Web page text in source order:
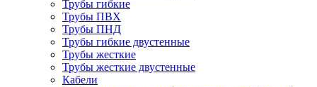
Трубы гибкие
Трубы ПВХ
Трубы ПНД
Трубы гибкие двустенные
Трубы жесткие
Трубы жесткие двустенные
Кабели